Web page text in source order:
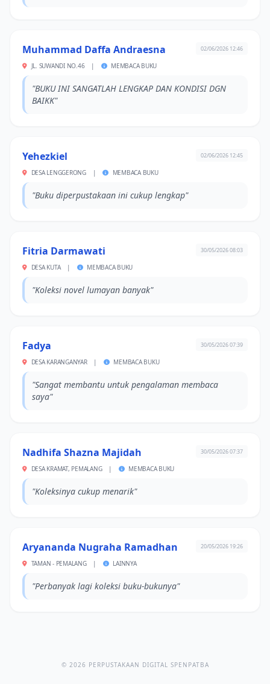
Muhammad Daffa Andraesna 02/06/2026 12:46
JL. SUWANDI NO.46 | MEMBACA BUKU
"BUKU INI SANGATLAH LENGKAP DAN KONDISI DGN
BAIKK"
Yehezkiel 02/06/2026 12:45
DESA LENGGERONG | MEMBACA BUKU
"Buku diperpustakaan ini cukup lengkap"
Fitria Darmawati 30/05/2026 08:03
DESA KUTA | MEMBACA BUKU
"Koleksi novel lumayan banyak"
Fadya 30/05/2026 07:39
DESA KARANGANYAR | MEMBACA BUKU
"Sangat membantu untuk pengalaman membaca
saya"
Nadhifa Shazna Majidah 30/05/2026 07:37
DESA KRAMAT, PEMALANG | MEMBACA BUKU
"Koleksinya cukup menarik"
Aryananda Nugraha Ramadhan 20/05/2026 19:26
TAMAN - PEMALANG | LAINNYA
"Perbanyak lagi koleksi buku-bukunya"
© 2026 PERPUSTAKAAN DIGITAL SPENPATBA